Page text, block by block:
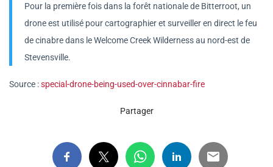
Pour la première fois dans la forêt nationale de Bitterroot, un
drone est utilisé pour cartographier et surveiller en direct le feu
de cinabre dans le Welcome Creek Wilderness au nord-est de
Stevensville.
Source :special-drone-being-used-over-cinnabar-fire
Partager